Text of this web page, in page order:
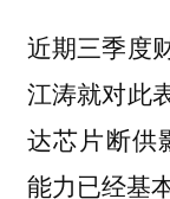
近期三季度
江涛就对此
达芯片断供
能力已经基